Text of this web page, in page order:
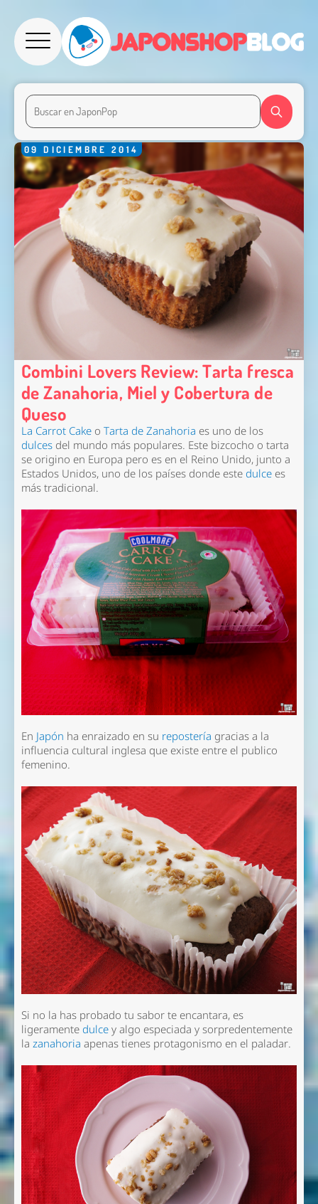
09 DICIEMBRE 2014
Combini Lovers Review: Tarta fresca
de Zanahoria, Miel y Cobertura de
Queso
La Carrot Cakeo Tarta de Zanahoria es uno de los
dulcesdel mundo más populares. Este bizcocho o tarta
se origino en Europa pero es en el Reino Unido, junto a
Estados Unidos, uno de los países donde este dulcees
más tradicional.
En Japón ha enraizado en su repostería gracias a la
influencia cultural inglesa que existe entre el publico
femenino.
Si no la has probado tu sabor te encantara, es
ligeramente dulcey algo especiada y sorpredentemente
la zanahoria apenas tienes protagonismo en el paladar.